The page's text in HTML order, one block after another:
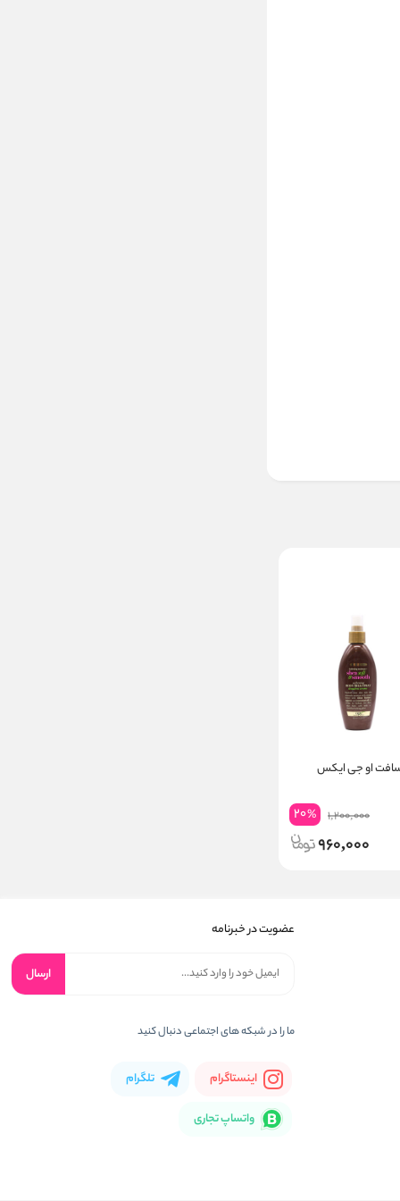
او جی ایکس
1,200,000
20%
960,000
عضویت در خبرنامه
ارسال
ما را در شبکه های اجتماعی دنبال کنید
اینستاگرام تلگرام
واتساپ تجاری